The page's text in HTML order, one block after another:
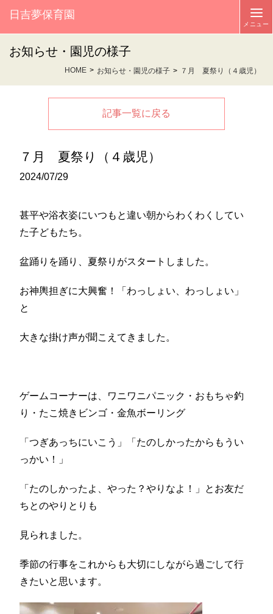
日吉夢保育園
お知らせ・園児の様子
HOME お知らせ・園児の様子 ７月 夏祭り（４歳児）
記事一覧に戻る
７月 夏祭り（４歳児）
2024/07/29
甚平や浴衣姿にいつもと違い朝からわくわくしてい
た子どもたち。
盆踊りを踊り、夏祭りがスタートしました。
お神輿担ぎに大興奮！「わっしょい、わっしょい」
と
大きな掛け声が聞こえてきました。
ゲームコーナーは、ワニワニパニック・おもちゃ釣
り・たこ焼きビンゴ・金魚ボーリング
「つぎあっちにいこう」「たのしかったからもうい
っかい！」
「たのしかったよ、やった？やりなよ！」とお友だ
ちとのやりとりも
見られました。
季節の行事をこれからも大切にしながら過ごして行
きたいと思います。